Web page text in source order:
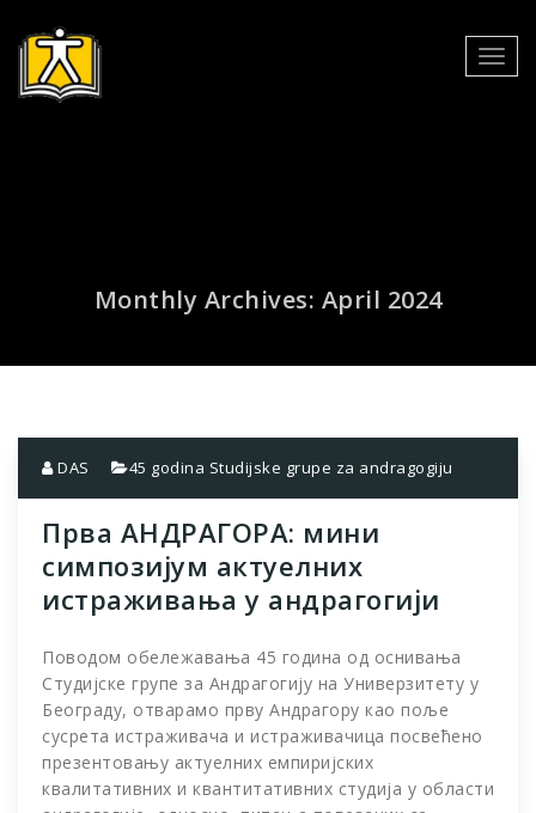
content
Monthly Archives: April 2024
DAS 45 godina Studijske grupe za andragogiju
Прва АНДРАГОРА: мини
симпозијум актуелних
истраживања у андрагогији
Поводом обележавања 45 година од оснивања
Студијске групе за Андрагогију на Универзитету у
Београду, отварамо прву Андрагору као поље
сусрета истраживача и истраживачица посвећено
презентовању актуелних емпиријских
квалитативних и квантитативних студија у области